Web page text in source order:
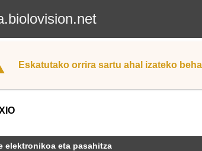
Eskatutako orrira sartu ahal izateko
elektronikoa eta pasahitza